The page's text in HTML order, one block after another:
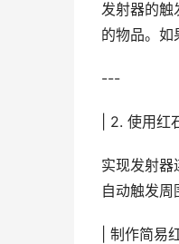
发射器的触
的物品。如
---
| 2. 使用
实现发射器
自动触发周
| 制作简易